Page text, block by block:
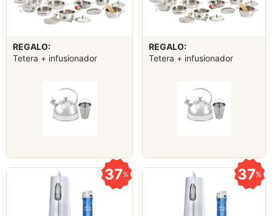
REGALO:
Tetera + infusionador
REGALO:
Tetera + infusionador
37% 37%